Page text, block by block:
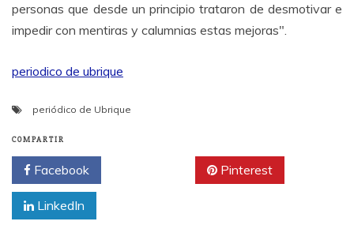
personas que desde un principio trataron de desmotivar e
impedir con mentiras y calumnias estas mejoras".
periodico de ubrique
periódico de Ubrique
COMPARTIR
Facebook Pinterest
LinkedIn